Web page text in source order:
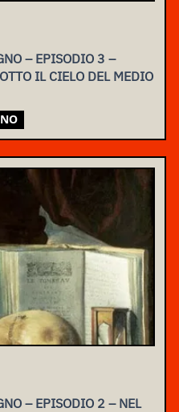
– EPISODIO 3 –
IL CIELO DEL MEDIO
– EPISODIO 2 – NEL